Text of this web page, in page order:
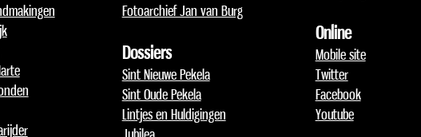
Fotoarchief Jan van Burg
Dossiers
Sint Nieuwe Pekela
Sint Oude Pekela
Lintjes en Huldigingen
Online
Mobile site
Twitter
Facebook
Youtube